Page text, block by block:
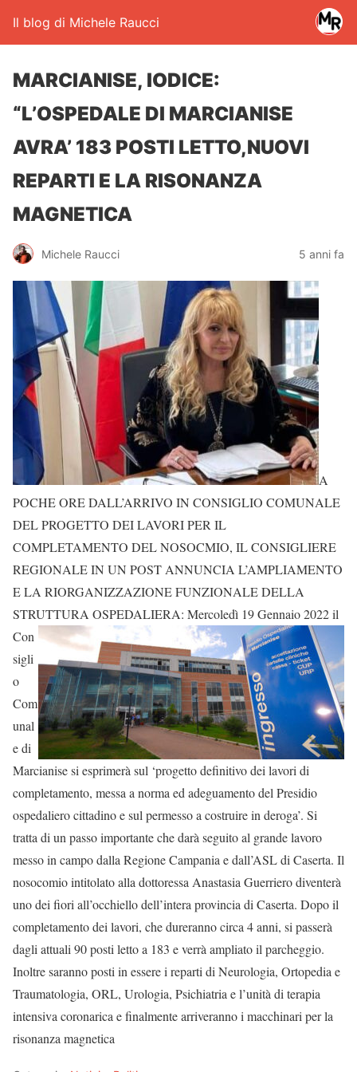
Il blog di Michele Raucci
MARCIANISE, IODICE:
“L’OSPEDALE DI MARCIANISE
AVRA’ 183 POSTI LETTO,NUOVI
REPARTI E LA RISONANZA
MAGNETICA
Michele Raucci 5 anni fa
A
POCHE ORE DALL’ARRIVO IN CONSIGLIO COMUNALE
DEL PROGETTO DEI LAVORI PER IL
COMPLETAMENTO DEL NOSOCMIO, IL CONSIGLIERE
REGIONALE IN UN POST ANNUNCIA L’AMPLIAMENTO
E LA RIORGANIZZAZIONE FUNZIONALE DELLA
STRUTTURA OSPEDALIERA: Mercoledì 19 Gennaio 2022 il
Con
sigli
o
Com
unal
e di
Marcianise si esprimerà sul ‘progetto definitivo dei lavori di
completamento, messa a norma ed adeguamento del Presidio
ospedaliero cittadino e sul permesso a costruire in deroga’. Si
tratta di un passo importante che darà seguito al grande lavoro
messo in campo dalla Regione Campania e dall’ASL di Caserta. Il
nosocomio intitolato alla dottoressa Anastasia Guerriero diventerà
uno dei fiori all’occhiello dell’intera provincia di Caserta. Dopo il
completamento dei lavori, che dureranno circa 4 anni, si passerà
dagli attuali 90 posti letto a 183 e verrà ampliato il parcheggio.
Inoltre saranno posti in essere i reparti di Neurologia, Ortopedia e
Traumatologia, ORL, Urologia, Psichiatria e l’unità di terapia
intensiva coronarica e finalmente arriveranno i macchinari per la
risonanza magnetica